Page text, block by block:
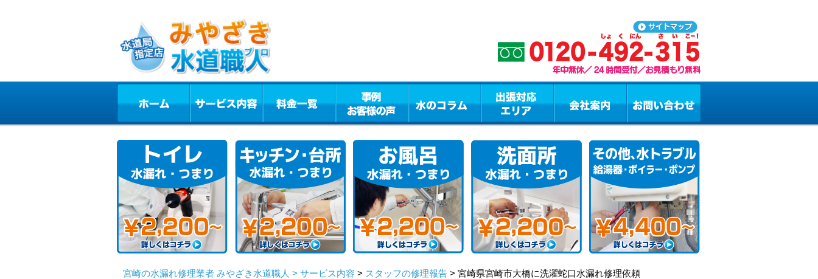
宮崎の水漏れ修理業者 みやざき水道職人 > サービス内容 > スタッフの修理報告 > 宮崎県宮崎市大橋に洗濯蛇口水漏れ修理依頼